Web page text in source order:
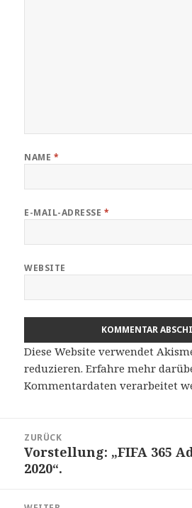
NAME *
E-MAIL-ADRESSE *
WEBSITE
Diese Website verwendet
reduzieren.Erfahre mehr
Kommentardaten verarbeitet
ZURÜCK
Vorheriger
Beitrag:
Vorstellung: „FIFA 365
2020“.